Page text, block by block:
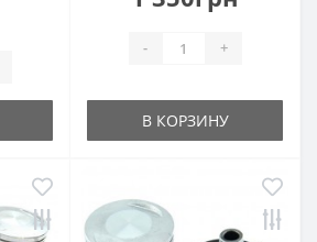
- +
В КОРЗИНУ